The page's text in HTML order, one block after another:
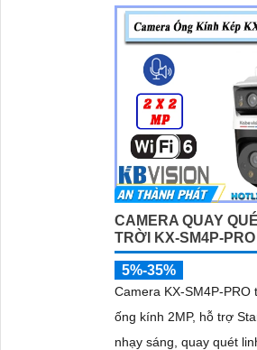
CAMERA QUAY
TRỜI KX-SM4P-PRO
5%-35%
Camera KX-SM4P-PRO
ống kính 2MP, hỗ trợ
nhạy sáng, quay quét